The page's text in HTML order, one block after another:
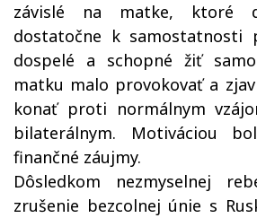
závislé na matke, ktoré
dostatočne k samostatnosti
dospelé a schopné žiť
matku malo provokovať a
konať proti normálnym
bilaterálnym. Motiváciou
finančné záujmy.
Dôsledkom nezmyselnej
zrušenie bezcolnej únie s